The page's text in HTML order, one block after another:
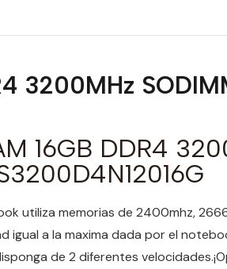
3200MHz
16GB DDR4
utiliza memorias de 2400mhz,
igual a la maxima dada por el
de 2 diferentes